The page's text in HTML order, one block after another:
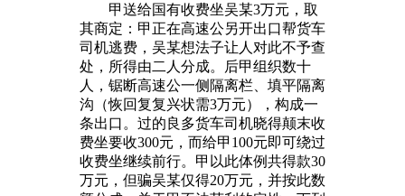
甲送给国有收费坐吴某3万元，取
其商定：甲正在高速公另开出口帮货车
司机逃费，吴某想法子让人对此不予查
处，所得由二人分成。后甲组织数十
人，锯断高速公一侧隔离栏、填平隔离
沟（恢回复复兴状需3万元），构成一
条出口。过的良多货车司机晓得颠末收
费坐要收300元，而给甲100元即可绕过
收费坐继续前行。甲以此体例共得款30
万元，但骗吴某仅得20万元，并按此数